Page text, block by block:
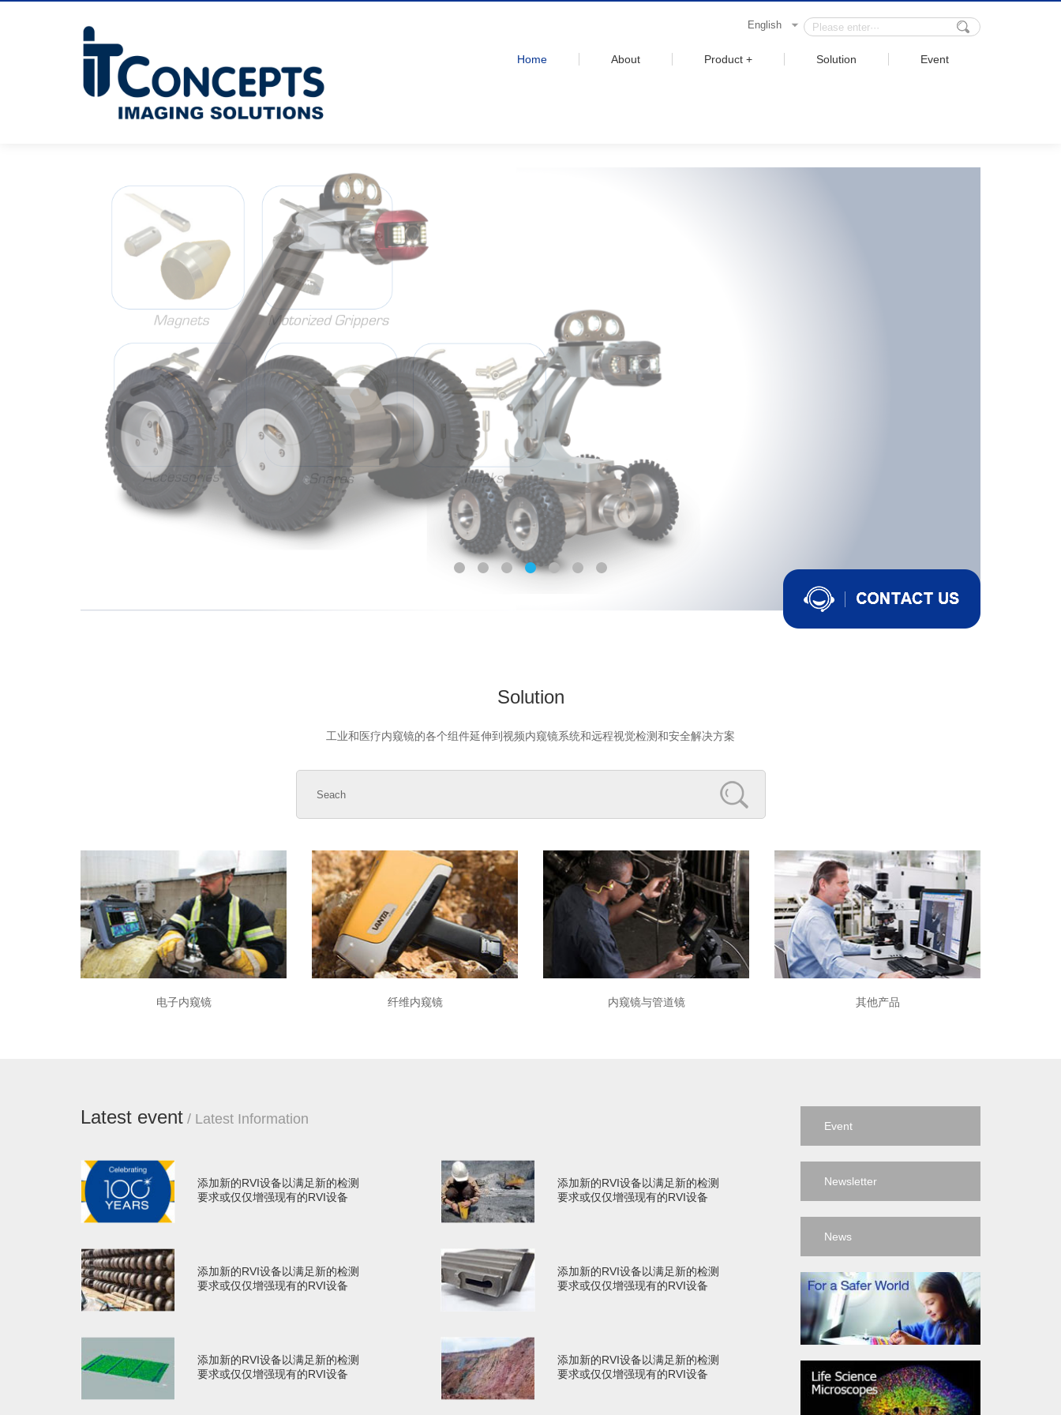
English
Home About Product + Solution Event
1 2 3
Solution
工业和医疗内窥镜的各个组件延伸到视频内窥镜系统和远程视觉检测和安全解决方案
电子内窥镜 纤维内窥镜 内窥镜与管道镜 其他产品
Latest event / Latest Information
添加新的RVI设备以满足新的检测
要求或仅仅增强现有的RVI设备
添加新的RVI设备以满足新的检测
要求或仅仅增强现有的RVI设备
添加新的RVI设备以满足新的检测
要求或仅仅增强现有的RVI设备
添加新的RVI设备以满足新的检测
要求或仅仅增强现有的RVI设备
添加新的RVI设备以满足新的检测
要求或仅仅增强现有的RVI设备
添加新的RVI设备以满足新的检测
要求或仅仅增强现有的RVI设备
Event
Newsletter
News